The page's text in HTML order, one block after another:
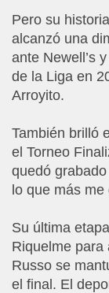
Pero su
alcanzó una
ante Newell’s
de la Liga en
Arroyito.
También brilló
el Torneo
quedó
lo que más
Su última
Riquelme para
Russo se
el final. El